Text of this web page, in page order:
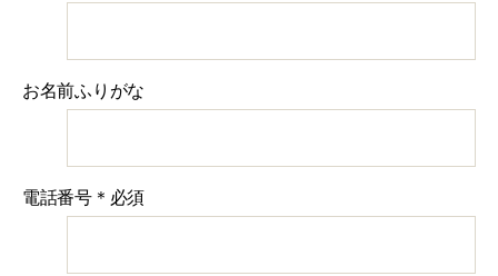
お名前ふりがな
電話番号＊必須